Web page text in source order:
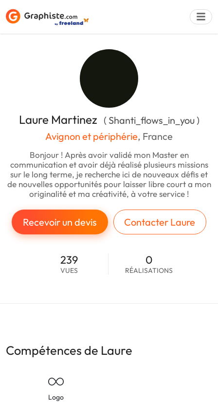
Laure Martinez ( Shanti_flows_in_you )
Avignon et périphérie, France
Bonjour ! Après avoir validé mon Master en
communication et avoir déjà réalisé plusieurs missions
sur le long terme, je recherche ici de nouveaux défis et
de nouvelles opportunités pour laisser libre court a mon
originalité et ma créativité, à votre service !
Recevoir un devis Contacter Laure
239
VUES
0
RÉALISATIONS
Compétences de Laure
Logo